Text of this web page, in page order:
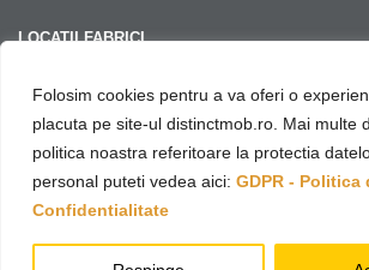
Folosim cookies pentru a va oferi o
placuta pe site-ul distinctmob.ro. Mai multe
politica noastra referitoare la protectia
personal puteti vedea aici: GDPR - Politica
Confidentialitate
LOCATII FABRICI
Romania
© Distinctmob 2020
Website & SEO by
♥